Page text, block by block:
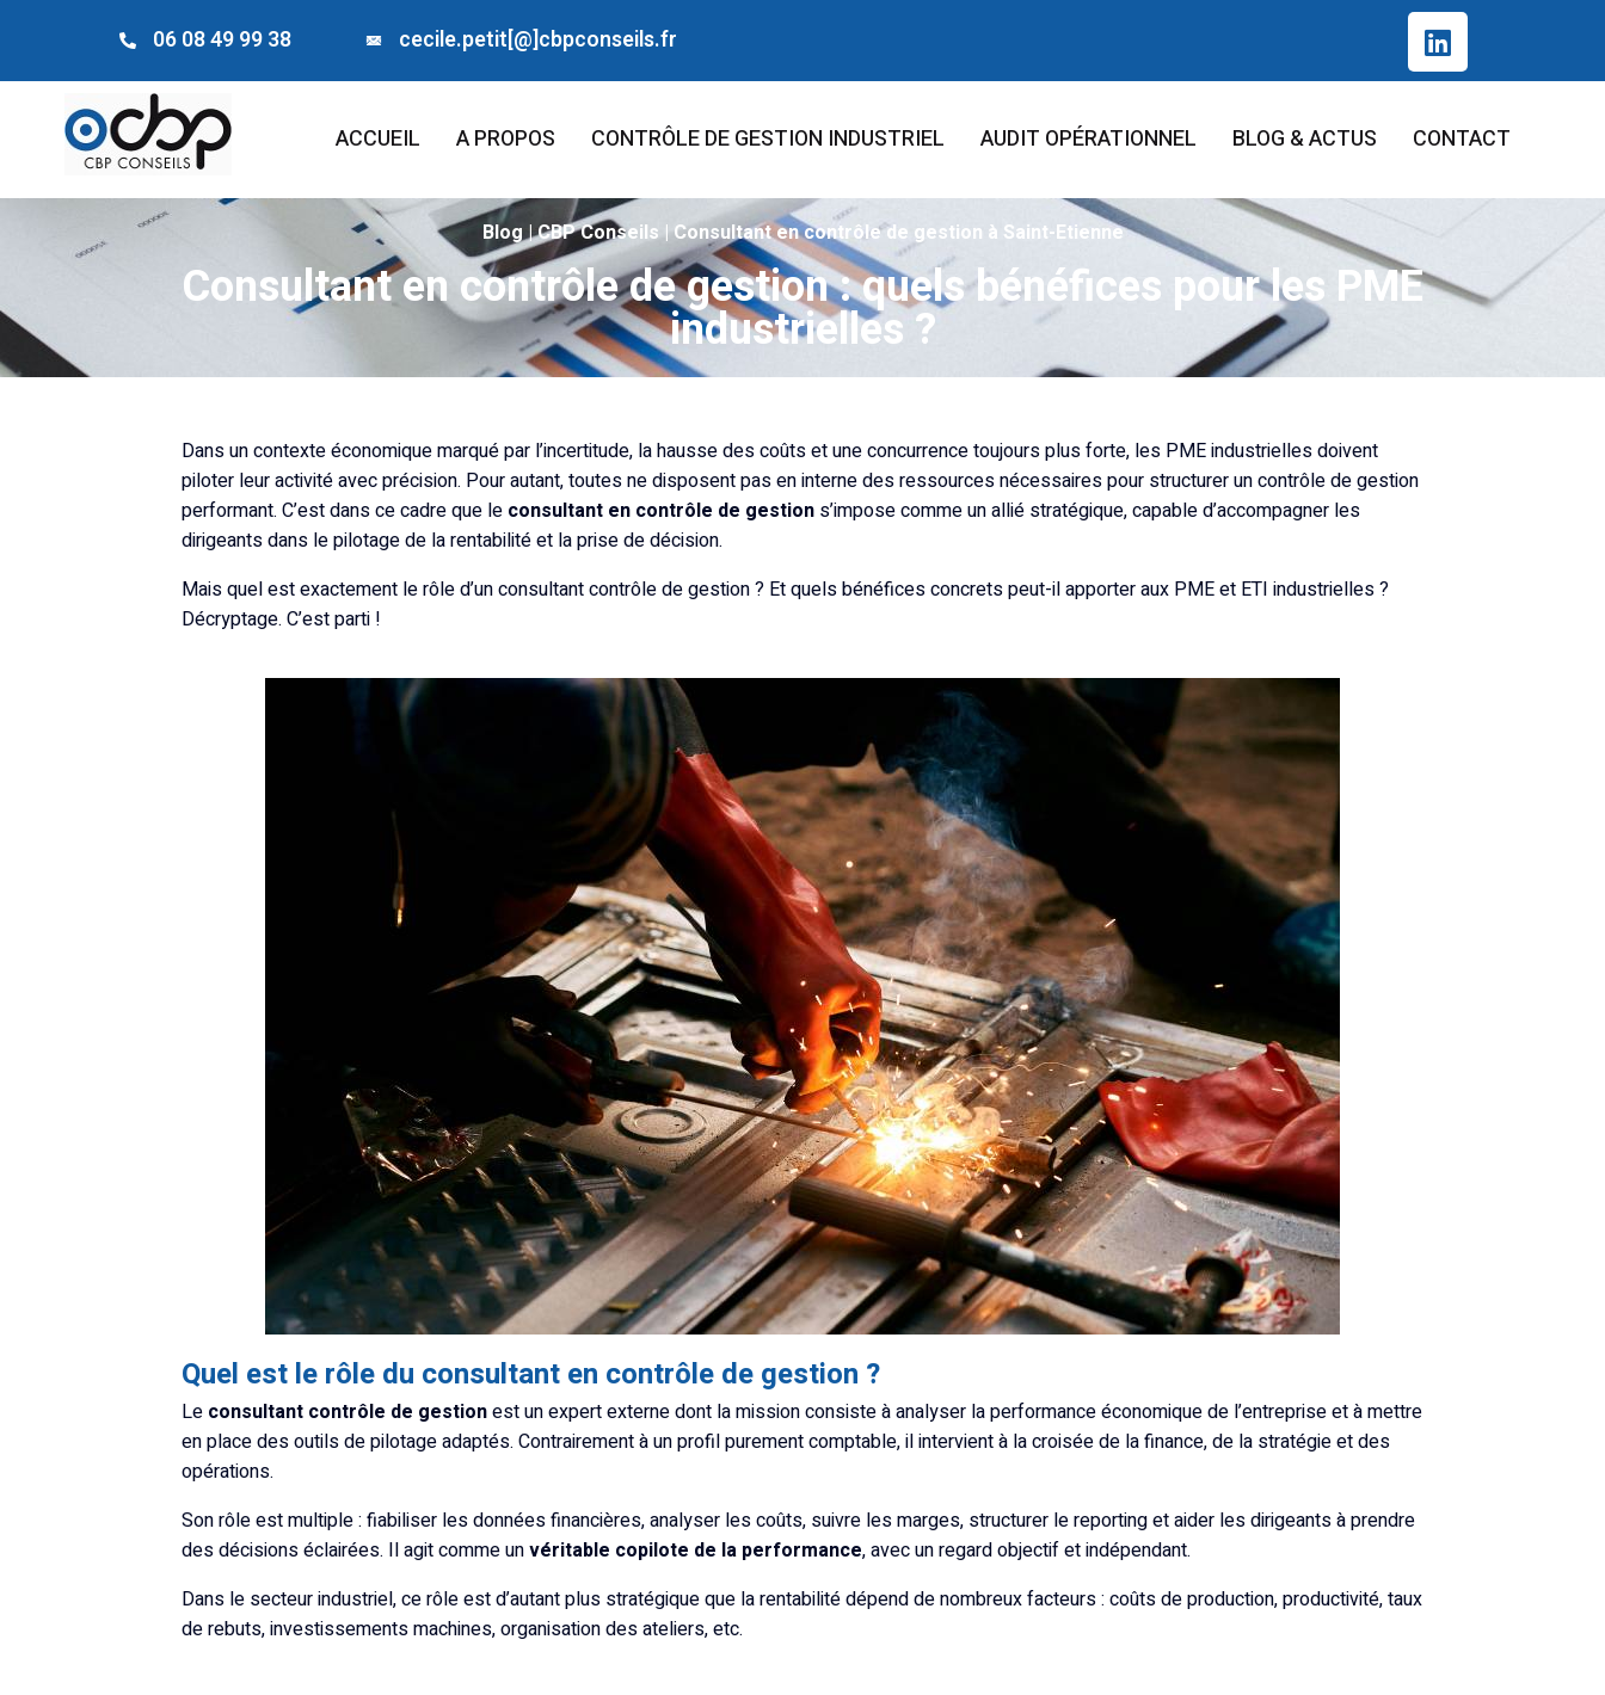
06 08 49 99 38 cecile.petit[@]cbpconseils.fr
ACCUEIL A PROPOS CONTRÔLE DE GESTION INDUSTRIEL AUDIT OPÉRATIONNEL BLOG & ACTUS CONTACT
Blog | CBP Conseils | Consultant en contrôle de gestion à Saint-Etienne
Consultant en contrôle de gestion : quels bénéfices pour les PME
industrielles ?
Dans un contexte économique marqué par l’incertitude, la hausse des coûts et une concurrence toujours plus forte, les PME industrielles doivent
piloter leur activité avec précision. Pour autant, toutes ne disposent pas en interne des ressources nécessaires pour structurer un contrôle de gestion
performant. C’est dans ce cadre que le consultant en contrôle de gestion s’impose comme un allié stratégique, capable d’accompagner les
dirigeants dans le pilotage de la rentabilité et la prise de décision.
Mais quel est exactement le rôle d’un consultant contrôle de gestion ? Et quels bénéfices concrets peut-il apporter aux PME et ETI industrielles ?
Décryptage. C’est parti !
Quel est le rôle du consultant en contrôle de gestion ?
Le consultant contrôle de gestionest un expert externe dont la mission consiste à analyser la performance économique de l’entreprise et à mettre
en place des outils de pilotage adaptés. Contrairement à un profil purement comptable, il intervient à la croisée de la finance, de la stratégie et des
opérations.
Son rôle est multiple : fiabiliser les données financières, analyser les coûts, suivre les marges, structurer le reporting et aider les dirigeants à prendre
des décisions éclairées. Il agit comme unvéritable copilote de la performance, avec un regard objectif et indépendant.
Dans le secteur industriel, ce rôle est d’autant plus stratégique que la rentabilité dépend de nombreux facteurs : coûts de production, productivité, taux
de rebuts, investissements machines, organisation des ateliers, etc.